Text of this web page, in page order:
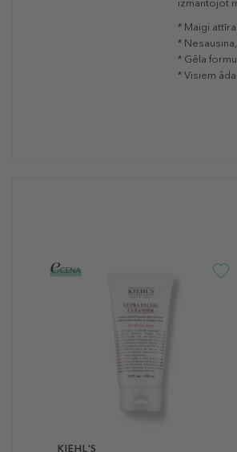
izmantojot
* Maigi
*
* Gēla
* Visiem
KIEHL'S